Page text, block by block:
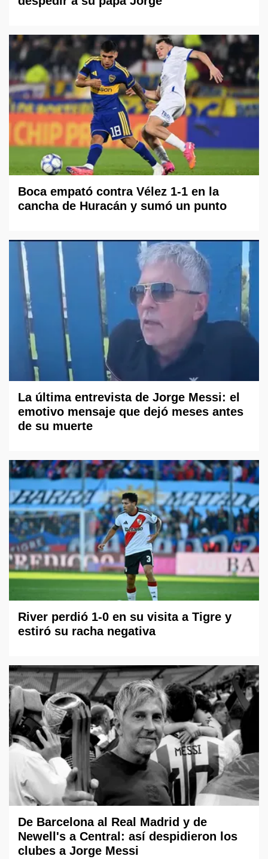
Boca empató contra Vélez 1-1 en la
cancha de Huracán y sumó un punto
La última entrevista de Jorge Messi: el
emotivo mensaje que dejó meses antes
de su muerte
River perdió 1-0 en su visita a Tigre y
estiró su racha negativa
De Barcelona al Real Madrid y de
Newell's a Central: así despidieron los
clubes a Jorge Messi